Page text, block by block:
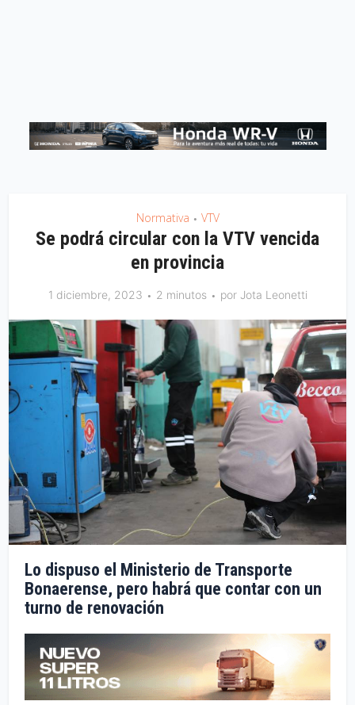
Normativa • VTV
Se podrá circular con la VTV vencida
en provincia
1 diciembre, 2023 2 minutos por Jota Leonetti
Lo dispuso el Ministerio de Transporte
Bonaerense, pero habrá que contar con un
turno de renovación